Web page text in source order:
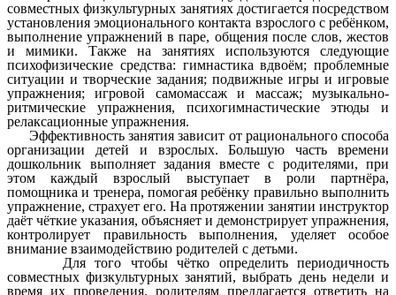
совместных физкультурных занятиях достигается посредством
установления эмоционального контакта взрослого с ребёнком,
выполнение упражнений в паре, общения после слов, жестов
и мимики. Также на занятиях используются следующие
психофизические средства: гимнастика вдвоём; проблемные
ситуации и творческие задания; подвижные игры и игровые
упражнения; игровой самомассаж и массаж; музыкально-
ритмические упражнения, психогимнастические этюды и
релаксационные упражнения.
Эффективность занятия зависит от рационального способа
организации детей и взрослых. Большую часть времени
дошкольник выполняет задания вместе с родителями, при
этом каждый взрослый выступает в роли партнёра,
помощника и тренера, помогая ребёнку правильно выполнить
упражнение, страхует его. На протяжении занятии инструктор
даёт чёткие указания, объясняет и демонстрирует упражнения,
контролирует правильность выполнения, уделяет особое
внимание взаимодействию родителей с детьми.
Для того чтобы чётко определить периодичность
совместных физкультурных занятий, выбрать день недели и
время их проведения, родителям предлагается ответить на